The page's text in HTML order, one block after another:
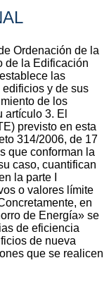
Ordenación de la
de la Edificación
las
y de sus
de los
3. El
previsto en esta
314/2006, de 17
que conforman la
caso, cuantifican
la parte I
o valores límite
en
de Energía» se
de eficiencia
de nueva
que se realicen